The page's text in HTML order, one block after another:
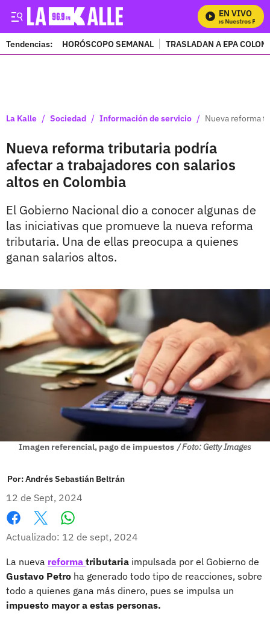
EN VIVO
Mira Todos Nuestros
Tendencias: HORÓSCOPO SEMANAL TRASLADAN A EPA
La Kalle / Sociedad / Información de servicio / Nueva reforma
Nueva reforma tributaria podría
afectar a trabajadores con salarios
altos en Colombia
El Gobierno Nacional dio a conocer algunas de
las iniciativas que promueve la nueva reforma
tributaria. Una de ellas preocupa a quienes
ganan salarios altos.
Imagen referencial, pago de impuestos / Foto: Getty Images
Por:Andrés Sebastián Beltrán
12 de Sept, 2024
Facebook
X
Actualizado: 12 de sept, 2024
La nueva reforma tributaria impulsada por el Gobierno de
Gustavo Petro ha generado todo tipo de reacciones, sobre
todo a quienes gana más dinero, pues se impulsa un
impuesto mayor a estas personas.